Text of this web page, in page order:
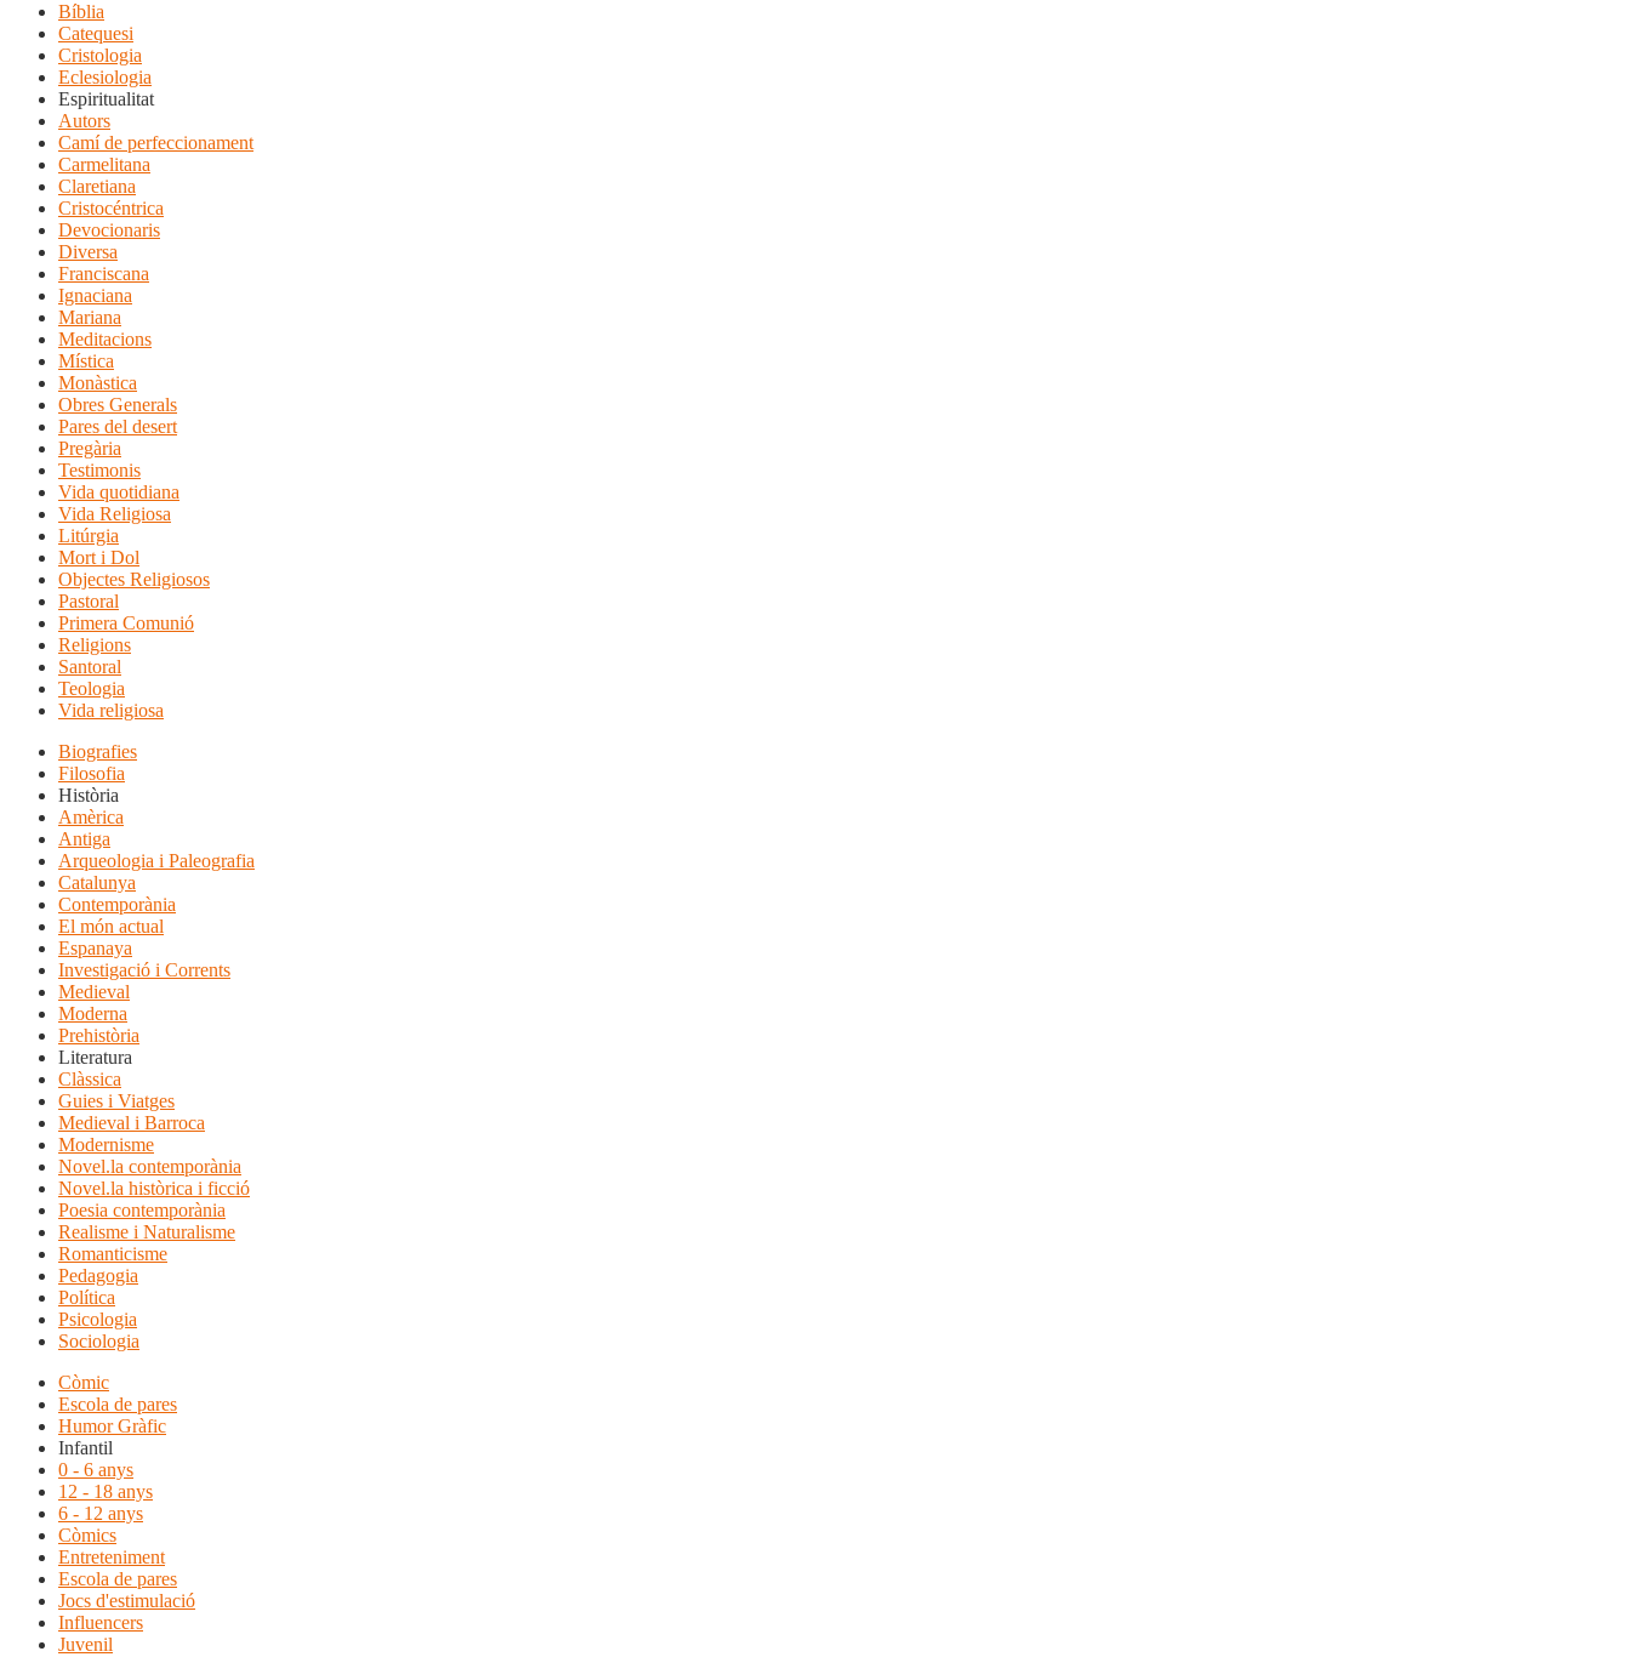
Bíblia
Catequesi
Cristologia
Eclesiologia
Espiritualitat
Autors
Camí de perfeccionament
Carmelitana
Claretiana
Cristocéntrica
Devocionaris
Diversa
Franciscana
Ignaciana
Mariana
Meditacions
Mística
Monàstica
Obres Generals
Pares del desert
Pregària
Testimonis
Vida quotidiana
Vida Religiosa
Litúrgia
Mort i Dol
Objectes Religiosos
Pastoral
Primera Comunió
Religions
Santoral
Teologia
Vida religiosa
Biografies
Filosofia
Història
Amèrica
Antiga
Arqueologia i Paleografia
Catalunya
Contemporània
El món actual
Espanaya
Investigació i Corrents
Medieval
Moderna
Prehistòria
Literatura
Clàssica
Guies i Viatges
Medieval i Barroca
Modernisme
Novel.la contemporània
Novel.la històrica i ficció
Poesia contemporània
Realisme i Naturalisme
Romanticisme
Pedagogia
Política
Psicologia
Sociologia
Còmic
Escola de pares
Humor Gràfic
Infantil
0 - 6 anys
12 - 18 anys
6 - 12 anys
Còmics
Entreteniment
Escola de pares
Jocs d'estimulació
Influencers
Juvenil